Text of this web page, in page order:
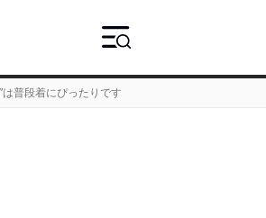
普段着にぴったりです